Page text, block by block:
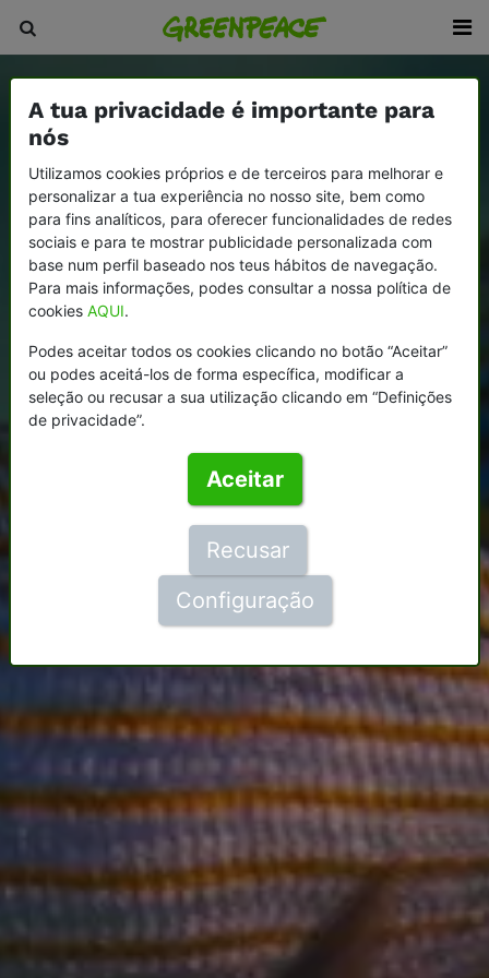
A tua privacidade é importante para
nós
Utilizamos cookies próprios e de terceiros para melhorar e
personalizar a tua experiência no nosso site, bem como
para fins analíticos, para oferecer funcionalidades de redes
sociais e para te mostrar publicidade personalizada com
base num perfil baseado nos teus hábitos de navegação.
Para mais informações, podes consultar a nossa política de
cookies AQUI.
Podes aceitar todos os cookies clicando no botão “Aceitar”
ou podes aceitá-los de forma específica, modificar a
seleção ou recusar a sua utilização clicando em “Definições
de privacidade”.
Aceitar
Recusar
Configuração